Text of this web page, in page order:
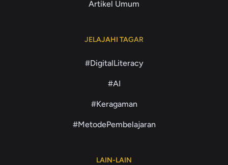
Artikel Umum
JELAJAHI TAGAR
#DigitalLiteracy
#AI
#Keragaman
#MetodePembelajaran
LAIN-LAIN